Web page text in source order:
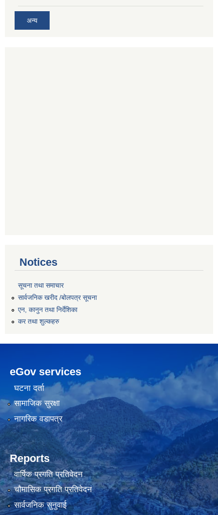
अन्य
Notices
सूचना तथा समाचार
सार्वजनिक खरीद /बोलपत्र सूचना
एन, कानुन तथा निर्देशिका
कर तथा शुल्कहरु
eGov services
घटना दर्ता
सामाजिक सुरक्षा
नागरिक वडापत्र
Reports
वार्षिक प्रगति प्रतिवेदन
चौमासिक प्रगति प्रतिवेदन
सार्वजनिक सुनुवाई